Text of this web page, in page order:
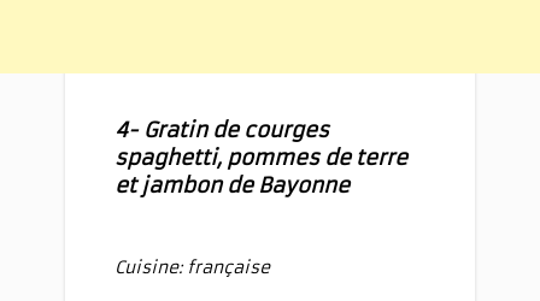
4- Gratin de courges
spaghetti, pommes de terre
et jambon de Bayonne
Cuisine: française